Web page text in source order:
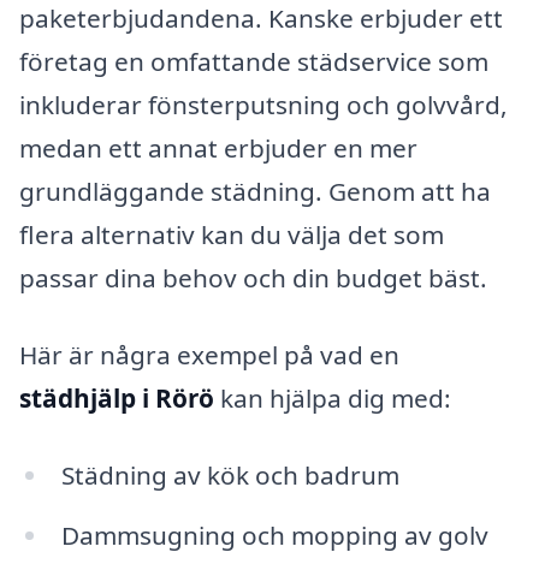
paketerbjudandena. Kanske erbjuder ett
företag en omfattande städservice som
inkluderar fönsterputsning och golvvård,
medan ett annat erbjuder en mer
grundläggande städning. Genom att ha
flera alternativ kan du välja det som
passar dina behov och din budget bäst.
Här är några exempel på vad en
städhjälp i Rörö kan hjälpa dig med:
Städning av kök och badrum
Dammsugning och mopping av golv